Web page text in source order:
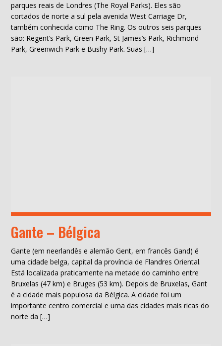
parques reais de Londres (The Royal Parks). Eles são
cortados de norte a sul pela avenida West Carriage Dr,
também conhecida como The Ring. Os outros seis parques
são: Regent’s Park, Green Park, St James’s Park, Richmond
Park, Greenwich Park e Bushy Park. Suas […]
Gante – Bélgica
Gante (em neerlandês e alemão Gent, em francês Gand) é
uma cidade belga, capital da província de Flandres Oriental.
Está localizada praticamente na metade do caminho entre
Bruxelas (47 km) e Bruges (53 km). Depois de Bruxelas, Gant
é a cidade mais populosa da Bélgica. A cidade foi um
importante centro comercial e uma das cidades mais ricas do
norte da […]